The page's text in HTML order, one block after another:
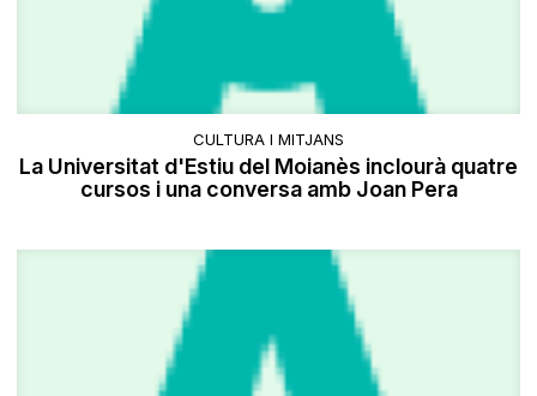
CULTURA I MITJANS
La Universitat d'Estiu del Moianès inclourà quatre
cursos i una conversa amb Joan Pera